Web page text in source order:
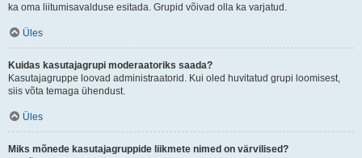
ka oma liitumisavalduse esitada. Grupid võivad olla ka varjatud.
Üles
Kuidas kasutajagrupi moderaatoriks saada?
Kasutajagruppe loovad administraatorid. Kui oled huvitatud grupi loomisest,
siis võta temaga ühendust.
Üles
Miks mõnede kasutajagruppide liikmete nimed on värvilised?